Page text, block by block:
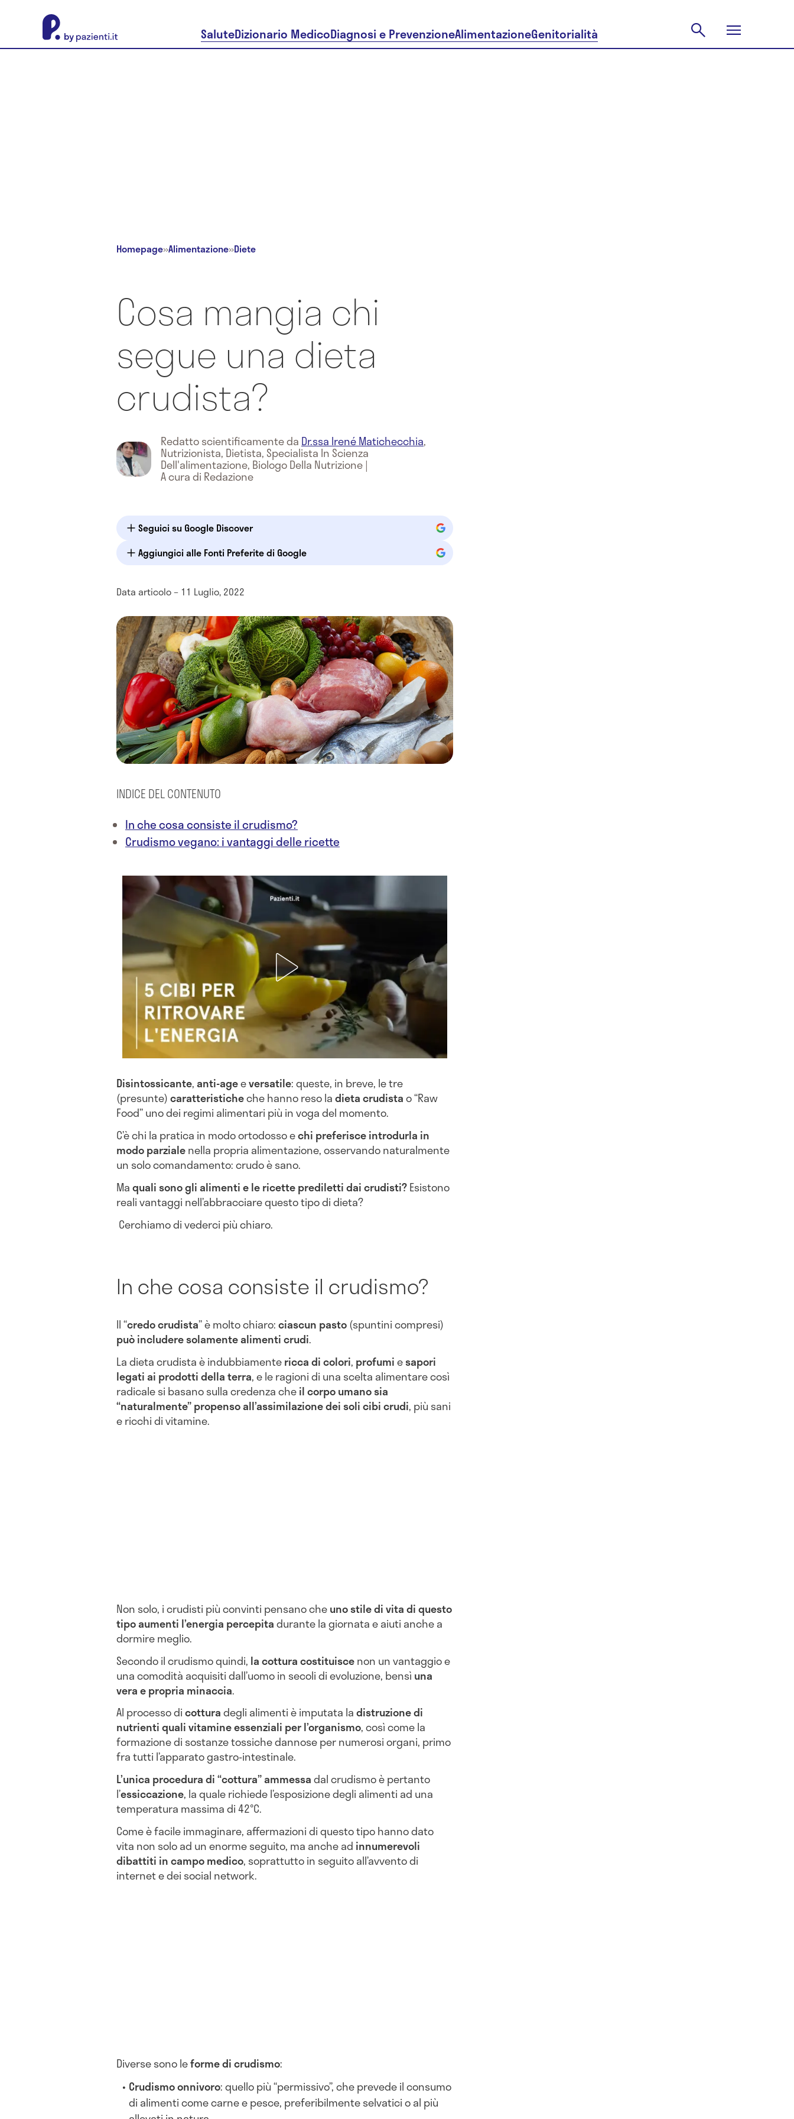
SaluteDizionario MedicoDiagnosi e PrevenzioneAlimentazioneGenitorialità
Homepage»Alimentazione»Diete
Cosa mangia chi
segue una dieta
crudista?
Redatto scientificamente da Dr.ssa Irené Matichecchia,
Nutrizionista, Dietista, Specialista In Scienza
Dell'alimentazione, Biologo Della Nutrizione|
A cura di Redazione
Seguici su Google Discover
Aggiungici alle Fonti Preferite di Google
Data articolo – 11 Luglio, 2022
INDICE DEL CONTENUTO
In che cosa consiste il crudismo?
Crudismo vegano: i vantaggi delle ricette
Disintossicante,anti-ageeversatile: queste, in breve, le tre
(presunte)caratteristicheche hanno reso ladieta crudistao “Raw
Food” uno dei regimi alimentari più in voga del momento.
C’è chi la pratica in modo ortodosso echi preferisce introdurla in
modo parzialenella propria alimentazione, osservando naturalmente
un solo comandamento: crudo è sano.
Maquali sono gli alimenti e le ricette prediletti dai crudisti?Esistono
reali vantaggi nell’abbracciare questo tipo di dieta?
Cerchiamo di vederci più chiaro.
In che cosa consiste il crudismo?
Il “credo crudista” è molto chiaro:ciascun pasto(spuntini compresi)
può includere solamente alimenti crudi.
La dieta crudista è indubbiamentericca di colori, profumiesapori
legati ai prodotti della terra, e le ragioni di una scelta alimentare così
radicale si basano sulla credenza cheil corpo umano sia
“naturalmente” propenso all’assimilazione dei soli cibi crudi, più sani
e ricchi di vitamine.
Non solo, i crudisti più convinti pensano cheuno stile di vita di questo
tipo aumenti l’energia percepitadurante la giornata e aiuti anche a
dormire meglio.
Secondo il crudismo quindi, la cottura costituiscenon un vantaggio e
una comodità acquisiti dall’uomo in secoli di evoluzione, bensì una
vera e propria minaccia.
Al processo dicotturadegli alimenti è imputata ladistruzione di
nutrienti quali vitamine essenziali per l’organismo, così come la
formazione di sostanze tossiche dannose per numerosi organi, primo
fra tutti l’apparato gastro-intestinale.
L’unica procedura di “cottura” ammessadal crudismo è pertanto
l’essiccazione, la quale richiede l’esposizione degli alimenti ad una
temperatura massima di 42°C.
Come è facile immaginare, affermazioni di questo tipo hanno dato
vita non solo ad un enorme seguito, ma anche ad innumerevoli
dibattiti in campo medico, soprattutto in seguito all’avvento di
internet e dei social network.
Diverse sono leforme di crudismo:
Crudismo onnivoro: quello più “permissivo”, che prevede il consumo
di alimenti come carne e pesce, preferibilmente selvatici o al più